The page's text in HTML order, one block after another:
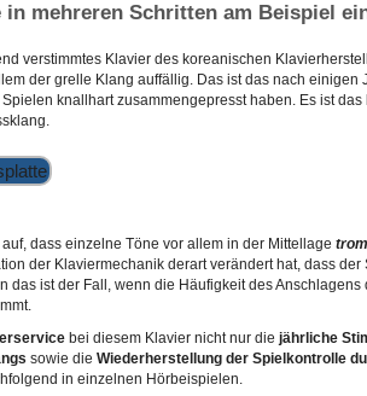
mehreren Schritten am Beispiel
verstimmtes Klavier des koreanischen
der grelle Klang auffällig. Das ist das nach einigen
knallhart zusammengepresst haben. Es ist
dass einzelne Töne vor allem in der Mittellage
der Klaviermechanik derart verändert hat, dass der
das ist der Fall, wenn die Häufigkeit des
bei diesem Klavier nicht nur die jährliche
sowie die Wiederherstellung der Spielkontrolle
in einzelnen Hörbeispielen.